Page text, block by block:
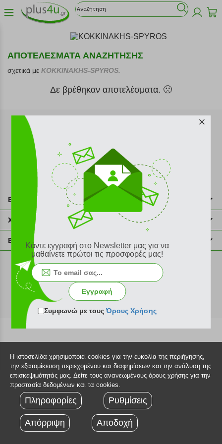
ΑΠΟΤΕΛΕΣΜΑΤΑ ΑΝΑΖΗΤΗΣΗΣ
σχετικά με KOKKINAKHS-SPYROS.
Δε βρέθηκαν αποτελέσματα. 🙁
Εγγραφή στο newsletter
Επικοινωνία
211 2000 700
info@plus4u.gr
Χρήσιμες πληροφορίες
Η εταιρία
Σημεία παραλαβής
Ευκαιρίες καριέρας
Όροι χρήσης
Sitemap
Βοήθεια
Εξέλιξη παραγγελίας
Τρόποι παραγγελίας
Τρόποι πληρωμής
Τρόποι αποστολής
Πολιτική επιστροφών
Τεχνική υποστήριξη
©2026 Plus4u.gr
Κάντε εγγραφή στο Newsletter μας για να
μαθαίνετε πρώτοι τις προσφορές μας!
Εγγραφή
Συμφωνώ με τουςΌρους Χρήσης
Η ιστοσελίδα χρησιμοποιεί cookies για την ευκολία της περιήγησης,
την εξατομίκευση περιεχομένου και διαφημίσεων και την ανάλυση της
επισκεψιμότητάς μας. Δείτε τους ανανεωμένους όρους χρήσης για την
προστασία δεδομένων και τα cookies.
Πληροφορίες Ρυθμίσεις
Απόρριψη Αποδοχή